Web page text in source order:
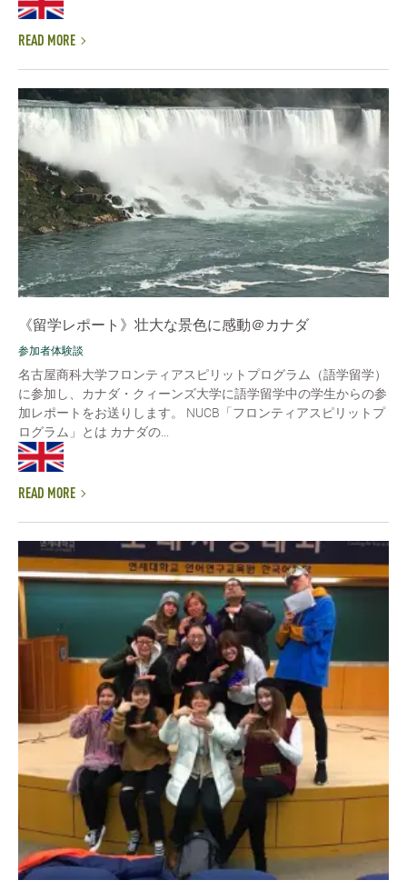
READ MORE
《留学レポート》壮大な景色に感動＠カナダ
参加者体験談
名古屋商科大学フロンティアスピリットプログラム（語学留学）
に参加し、カナダ・クィーンズ大学に語学留学中の学生からの参
加レポートをお送りします。 NUCB「フロンティアスピリットプ
ログラム」とは カナダの...
READ MORE